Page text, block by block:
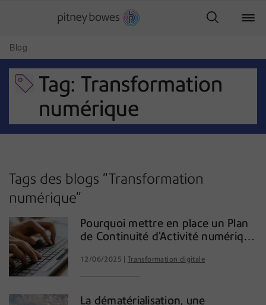
Blog
Tag: Transformation
numérique
Tags des blogs "Transformation
numérique"
Pourquoi mettre en place un Plan
de Continuité d’Activité numérique
12/06/2025 Transformation digitale
La dématérialisation, une